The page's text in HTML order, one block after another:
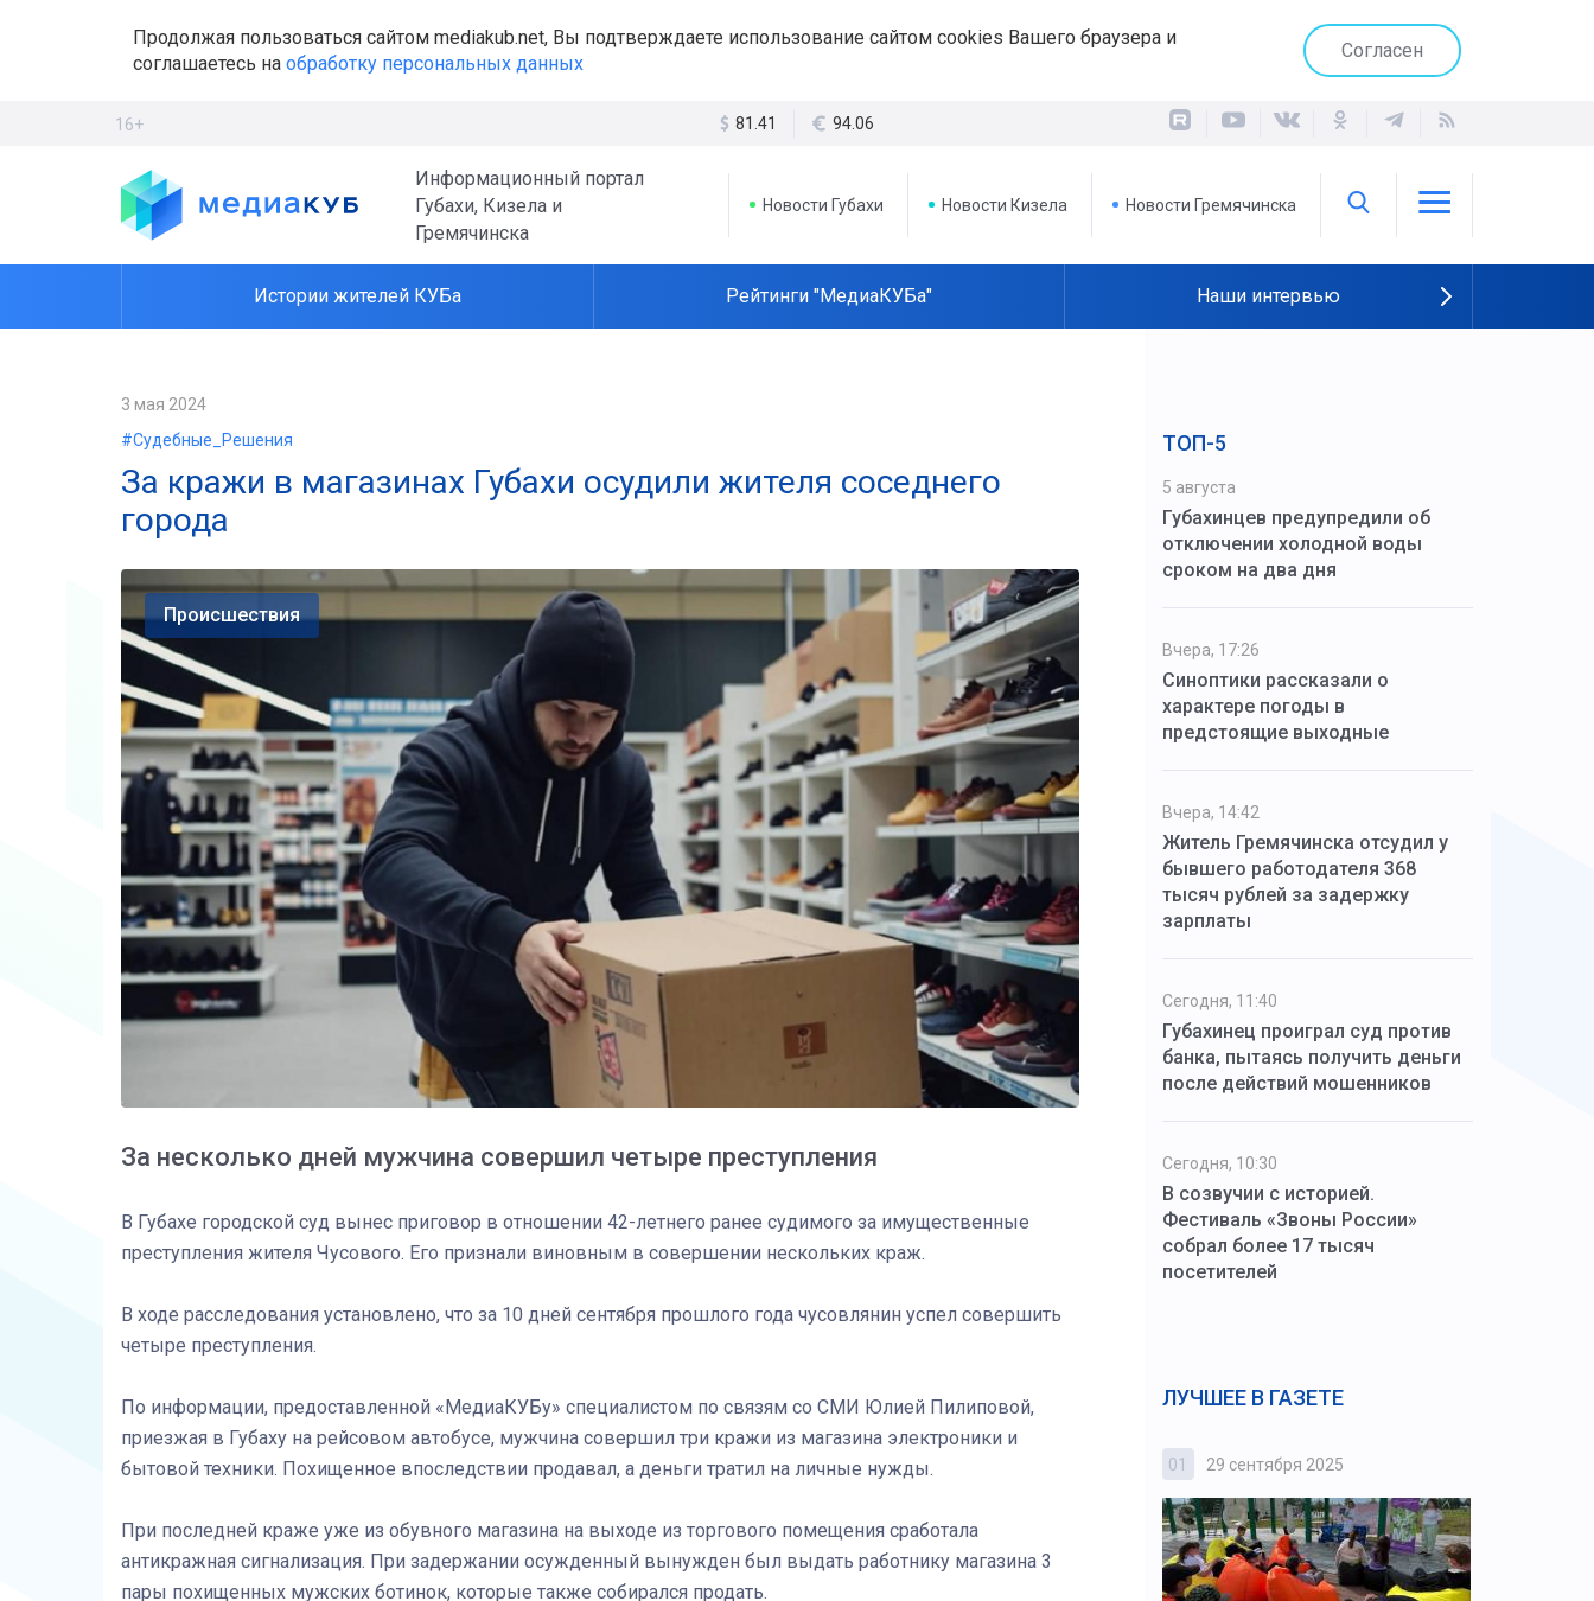
Продолжая пользоваться сайтом mediakub.net, Вы подтверждаете использование сайтом cookies Вашего браузера и
соглашаетесь на обработку персональных данных
Согласен
16+ 81.41 94.06
Информационный портал
Губахи, Кизела и
Гремячинска
Новости Губахи Новости Кизела Новости Гремячинска
Истории жителей КУБа Рейтинги "МедиаКУБа" Наши интервью
3 мая 2024
#Судебные_Решения
За кражи в магазинах Губахи осудили жителя соседнего
города
Происшествия
За несколько дней мужчина совершил четыре преступления
В Губахе городской суд вынес приговор в отношении 42-летнего ранее судимого за имущественные
преступления жителя Чусового. Его признали виновным в совершении нескольких краж.
В ходе расследования установлено, что за 10 дней сентября прошлого года чусовлянин успел совершить
четыре преступления.
По информации, предоставленной «МедиаКУБу» специалистом по связям со СМИ Юлией Пилиповой,
приезжая в Губаху на рейсовом автобусе, мужчина совершил три кражи из магазина электроники и
бытовой техники. Похищенное впоследствии продавал, а деньги тратил на личные нужды.
При последней краже уже из обувного магазина на выходе из торгового помещения сработала
антикражная сигнализация. При задержании осужденный вынужден был выдать работнику магазина 3
пары похищенных мужских ботинок, которые также собирался продать.
ТОП-5
5 августа
Губахинцев предупредили об
отключении холодной воды
сроком на два дня
Вчера, 17:26
Синоптики рассказали о
характере погоды в
предстоящие выходные
Вчера, 14:42
Житель Гремячинска отсудил у
бывшего работодателя 368
тысяч рублей за задержку
зарплаты
Сегодня, 11:40
Губахинец проиграл суд против
банка, пытаясь получить деньги
после действий мошенников
Сегодня, 10:30
В созвучии с историей.
Фестиваль «Звоны России»
собрал более 17 тысяч
посетителей
ЛУЧШЕЕ В ГАЗЕТЕ
03 4 октября 2025 01 29 сентября 2025